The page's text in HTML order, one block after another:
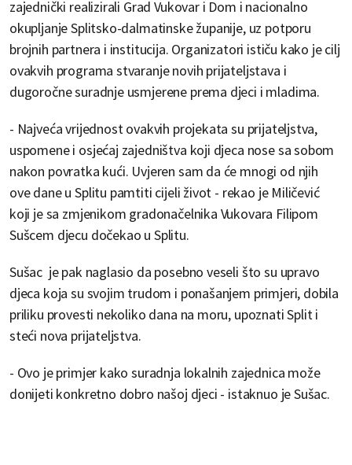
zajednički realizirali Grad Vukovar i Dom i nacionalno
okupljanje Splitsko-dalmatinske županije, uz potporu
brojnih partnera i institucija. Organizatori ističu kako je cilj
ovakvih programa stvaranje novih prijateljstava i
dugoročne suradnje usmjerene prema djeci i mladima.
- Najveća vrijednost ovakvih projekata su prijateljstva,
uspomene i osjećaj zajedništva koji djeca nose sa sobom
nakon povratka kući. Uvjeren sam da će mnogi od njih
ove dane u Splitu pamtiti cijeli život - rekao je Miličević
koji je sa zmjenikom gradonačelnika Vukovara Filipom
Sušcem djecu dočekao u Splitu.
Sušac je pak naglasio da posebno veseli što su upravo
djeca koja su svojim trudom i ponašanjem primjeri, dobila
priliku provesti nekoliko dana na moru, upoznati Split i
steći nova prijateljstva.
- Ovo je primjer kako suradnja lokalnih zajednica može
donijeti konkretno dobro našoj djeci - istaknuo je Sušac.